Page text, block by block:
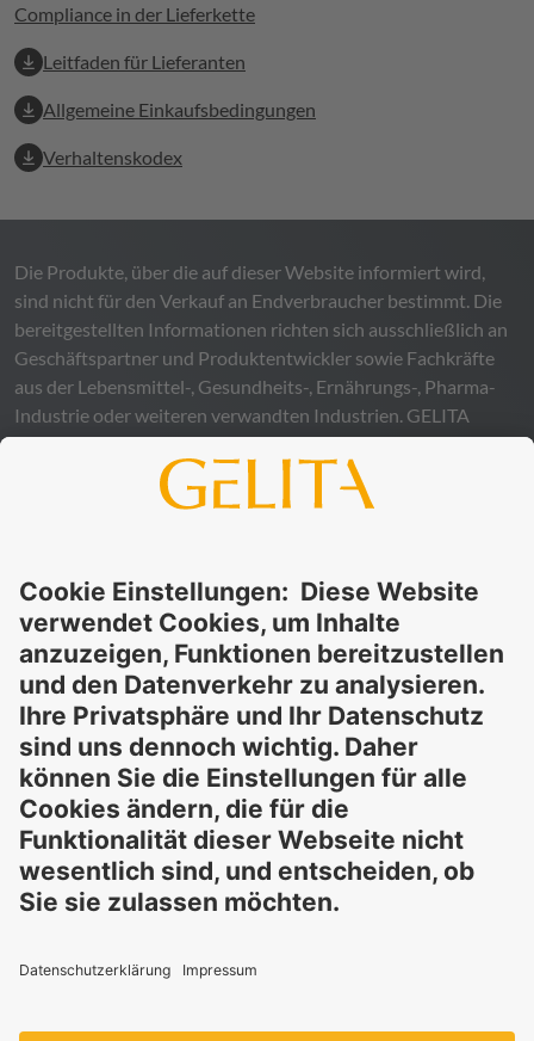
Compliance in der Lieferkette
Leitfaden für Lieferanten
Allgemeine Einkaufsbedingungen
Verhaltenskodex
Die Produkte, über die auf dieser Website informiert wird,
sind nicht für den Verkauf an Endverbraucher bestimmt. Die
bereitgestellten Informationen richten sich ausschließlich an
Geschäftspartner und Produktentwickler sowie Fachkräfte
aus der Lebensmittel-, Gesundheits-, Ernährungs-, Pharma-
Industrie oder weiteren verwandten Industrien. GELITA
übernimmt keinerlei Gewähr – weder ausdrücklich noch
stillschweigend – für die Richtigkeit, Verlässlichkeit oder
Vollständigkeit der bereitgestellten Informationen und
Informationen ergeben könnte. Die Verwendung der
Informationen erfolgt auf eigenes Risiko und in eigener
Verantwortung.
Diese Erklärung entbindet Sie nicht von der Pflicht, eigene
Eignungsprüfungen und Tests durchzuführen, sowie alle
geltenden gesetzlichen Vorschriften einzuhalten und Rechte
Dritter zu respektieren. Die beschriebenen Produkte und
Konzepte sind nicht für den Einzelverkauf oder den direkten
Endverbrauch bestimmt. Sie sind nicht zur Diagnose,
Behandlung, Heilung oder Vorbeugung von Krankheiten
gedacht. Verwendungen und Aussagen zu
-Produkten
Institutionen geprüft.